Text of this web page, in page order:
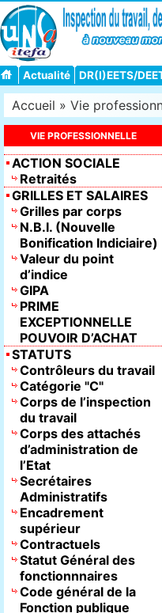
Actualité DR(I)EETS/
Accueil » Vie
VIE PROFESSIONNELLE
ACTION SOCIALE
Retraités
GRILLES ET SALAIRES
Grilles par corps
N.B.I. (Nouvelle
Bonification Indiciaire)
Valeur du point
d’indice
GIPA
PRIME
EXCEPTIONNELLE
POUVOIR D’ACHAT
STATUTS
Contrôleurs du travail
Catégorie "C"
Corps de l’inspection
du travail
Corps des attachés
d’administration de
l’Etat
Secrétaires
Administratifs
Encadrement
supérieur
Contractuels
Statut Général des
fonctionnnaires
Code général de la
Fonction publique